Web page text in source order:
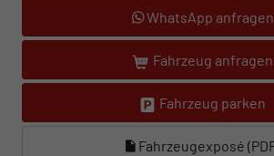
WhatsApp anfragen
Fahrzeug anfragen
Fahrzeug parken
Fahrzeugexposé